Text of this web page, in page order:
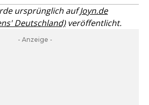
ursprünglich aufJoyn.de
Deutschland)veröffentlicht.
- Anzeige -